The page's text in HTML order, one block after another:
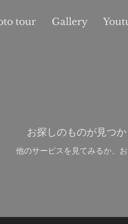
tour Gallery
お探しのものが見つ
他のサービスを見てみるか、